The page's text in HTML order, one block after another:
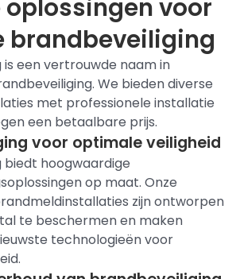
oplossingen voor
brandbeveiliging
is een vertrouwde naam in
We bieden diverse
met professionele installatie
een betaalbare prijs.
voor optimale veiligheid
biedt hoogwaardige
op maat. Onze
zijn ontworpen
te beschermen en maken
technologieën voor